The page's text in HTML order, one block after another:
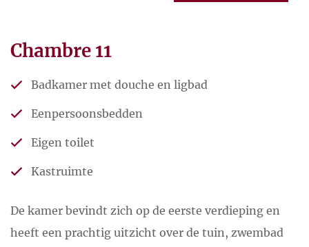
bewaren.
U kunt ons, ook voorafgaand
aan uw boeking, gerust vragen
stellen.
Chambre 11
Badkamer met douche en ligbad
Eenpersoonsbedden
Eigen toilet
Kastruimte
De kamer bevindt zich op de eerste verdieping en
heeft een prachtig uitzicht over de tuin, zwembad